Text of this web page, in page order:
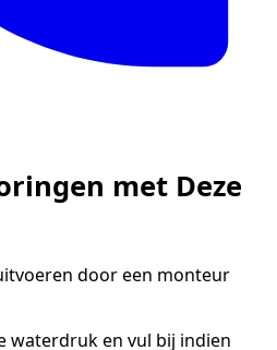
met Deze
door een monteur
waterdruk en vul bij indien